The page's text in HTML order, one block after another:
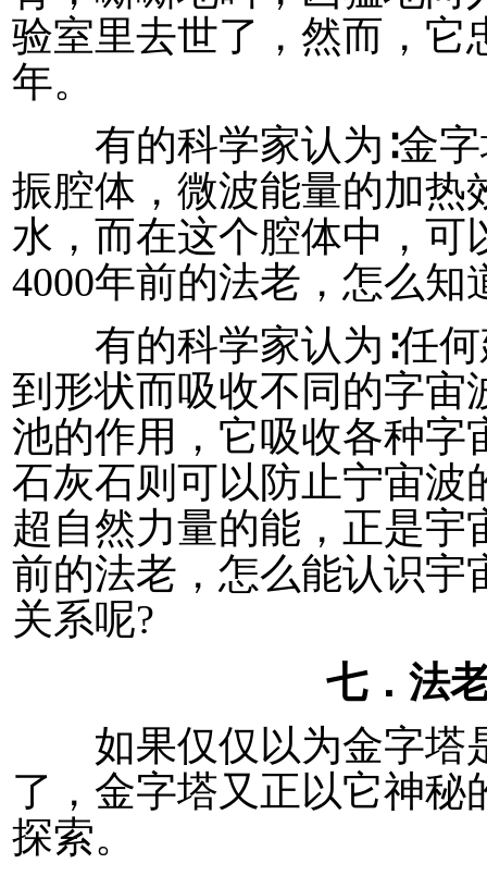
验室里去世了，然而，它
年。
有的科学家认为∶金字
振腔体，微波能量的加热
水，而在这个腔体中，可
4000年前的法老，怎么知
有的科学家认为∶任何
到形状而吸收不同的字宙
池的作用，它吸收各种字
石灰石则可以防止宁宙波
超自然力量的能，正是宇
前的法老，怎么能认识宇
关系呢?
七．法
如果仅仅以为金字塔
了，金字塔又正以它神
探索。